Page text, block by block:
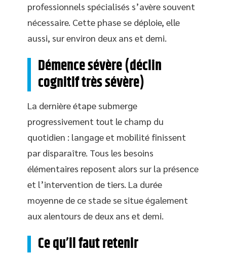
professionnels spécialisés s’avère souvent
nécessaire. Cette phase se déploie, elle
aussi, sur environ deux ans et demi.
Démence sévère (déclin
cognitif très sévère)
La dernière étape submerge
progressivement tout le champ du
quotidien : langage et mobilité finissent
par disparaître. Tous les besoins
élémentaires reposent alors sur la présence
et l’intervention de tiers. La durée
moyenne de ce stade se situe également
aux alentours de deux ans et demi.
Ce qu’il faut retenir